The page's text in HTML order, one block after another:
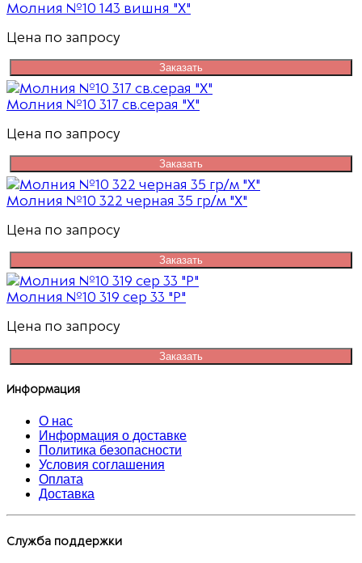
Молния №10 143 вишня "Х"
Цена по запросу
Заказать
Молния №10 317 св.серая "Х"
Цена по запросу
Заказать
Молния №10 322 черная 35 гр/м "Х"
Цена по запросу
Заказать
Молния №10 319 сер 33 "P"
Цена по запросу
Заказать
Информация
О нас
Информация о доставке
Политика безопасности
Условия соглашения
Оплата
Доставка
Служба поддержки